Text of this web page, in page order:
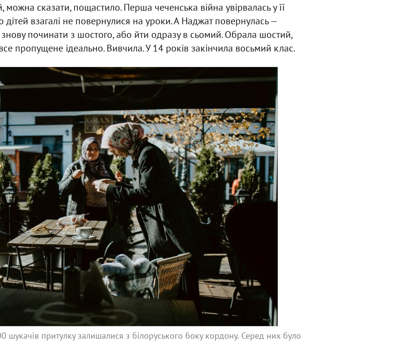
можна сказати, пощастило. Перша чеченська війна увірвалась у її
дітей взагалі не повернулися на уроки. А Наджат повернулась —
починати з шостого, або йти одразу в сьомий. Обрала шостий,
пропущене ідеально. Вивчила. У 14 років закінчила восьмий клас.
шукачів притулку залишалися з білоруського боку кордону. Серед них було